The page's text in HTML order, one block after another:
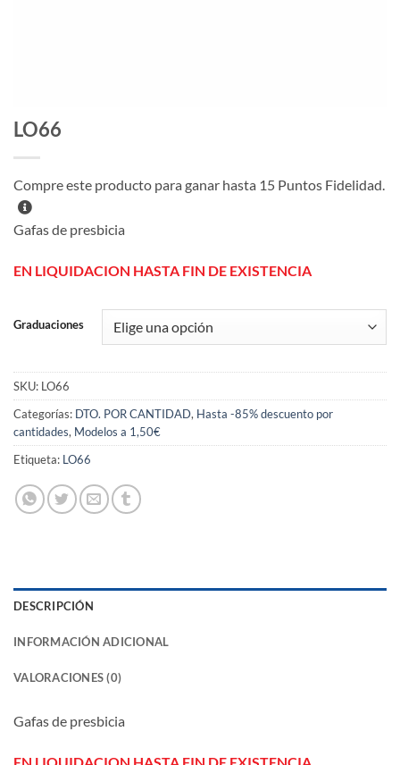
LO66
Compre este producto para ganar hasta 15 Puntos Fidelidad.
Gafas de presbicia
EN LIQUIDACION HASTA FIN DE EXISTENCIA
Graduaciones
SKU: LO66
Categorías: DTO. POR CANTIDAD, Hasta -85% descuento por
cantidades, Modelos a 1,50€
Etiqueta: LO66
DESCRIPCIÓN
INFORMACIÓN ADICIONAL
VALORACIONES (0)
Gafas de presbicia